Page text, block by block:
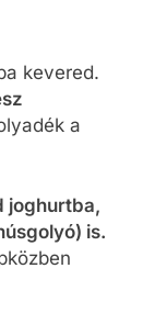
kevered.
a
joghurtba,
is.